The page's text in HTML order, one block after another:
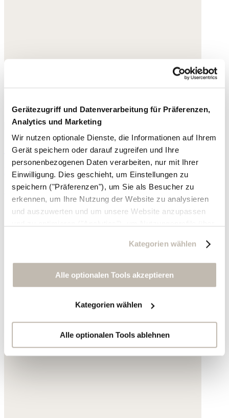
Gerätezugriff und Datenverarbeitung für Präferenzen,
Analytics und Marketing
Wir nutzen optionale Dienste, die Informationen auf Ihrem
Gerät speichern oder darauf zugreifen und Ihre
personenbezogenen Daten verarbeiten, nur mit Ihrer
Einwilligung. Dies geschieht, um Einstellungen zu
speichern ("Präferenzen"), um Sie als Besucher zu
erkennen, um Ihre Nutzung der Website zu analysieren
und auszuwerten und um unsere Website anzupassen
zu erstellen, um personalisierte Werbung auszuliefern,
Sie erneut mit Werbung anzusprechen sowie um unsere
Werbekampagnen auszuwerten ("Marketing").
Ihre Daten werden mit Dienstanbietern geteilt, die wir in
der Datenschutzerklärung genauer auflisten oder wenn
Sie auf "Kategorien wählen" klicken.
Indem Sie auf "Alle optionalen Tools akzeptieren" klicken,
Kategorien wählen
Alle optionalen Tools akzeptieren
Kategorien wählen
Alle optionalen Tools ablehnen
Oversize-Hemdblusenkleid
Hanf und Bio-Baumwolle
198,- €